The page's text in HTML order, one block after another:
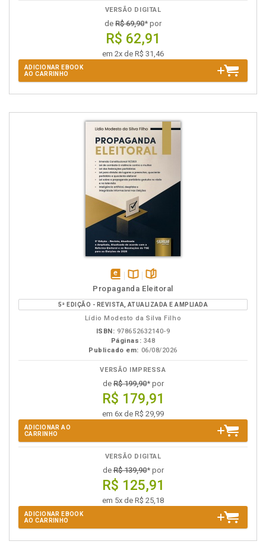
VERSÃO DIGITAL
de R$ 69,90* por
R$ 62,91
em 2x de R$ 31,46
ADICIONAR EBOOK
AO CARRINHO
disponível
em
eBook
Disponível
na
B.V.
páginas
Propaganda Eleitoral
5ª EDIÇÃO - REVISTA, ATUALIZADA E AMPLIADA
Lídio Modesto da Silva Filho
ISBN: 978652632140-9
Páginas: 348
Publicado em: 06/08/2026
VERSÃO IMPRESSA
deR$ 199,90* por
R$ 179,91
em 6x de R$ 29,99
ADICIONAR AO
CARRINHO
VERSÃO DIGITAL
deR$ 139,90* por
R$ 125,91
em 5x de R$ 25,18
ADICIONAR EBOOK
AO CARRINHO